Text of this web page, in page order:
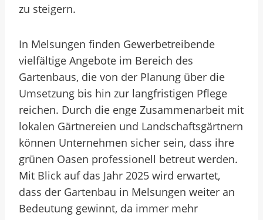
zu steigern.
In Melsungen finden Gewerbetreibende
vielfältige Angebote im Bereich des
Gartenbaus, die von der Planung über die
Umsetzung bis hin zur langfristigen Pflege
reichen. Durch die enge Zusammenarbeit mit
lokalen Gärtnereien und Landschaftsgärtnern
können Unternehmen sicher sein, dass ihre
grünen Oasen professionell betreut werden.
Mit Blick auf das Jahr 2025 wird erwartet,
dass der Gartenbau in Melsungen weiter an
Bedeutung gewinnt, da immer mehr